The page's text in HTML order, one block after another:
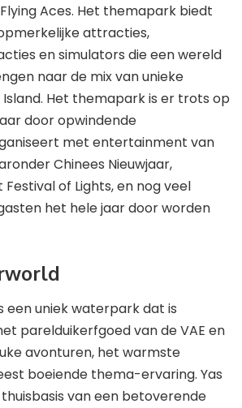
Aces. Het themapark biedt
attracties,
en simulators die een wereld
naar de mix van unieke
Het themapark is er trots op
door opwindende
met entertainment van
Chinees Nieuwjaar,
of Lights, en nog veel
het hele jaar door worden
een uniek waterpark dat is
parelduikerfgoed van de VAE en
avonturen, het warmste
boeiende thema-ervaring. Yas
van een betoverende